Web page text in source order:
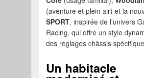
(aventure et plein air) et la
SPORT, inspirée de l’univers
Racing, qui offre un style
des réglages châssis
Un habitacle